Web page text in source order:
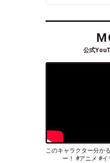
公式
このキャラクター分か
ー！ #アニメ #